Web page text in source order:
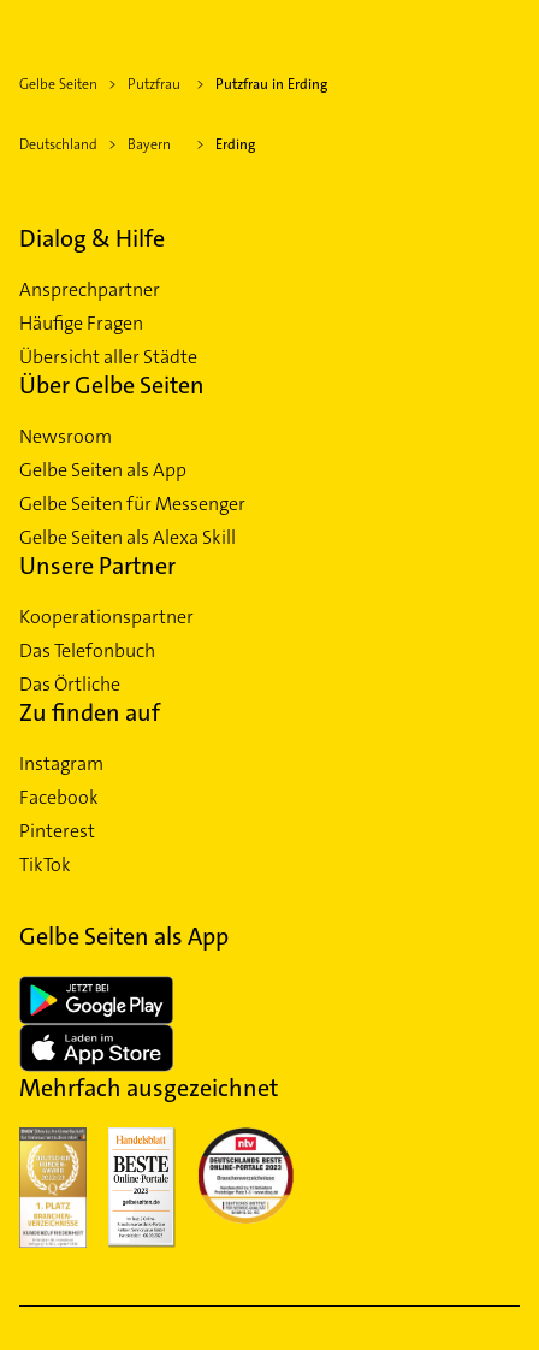
Gelbe Seiten Putzfrau Putzfrau in Erding
Deutschland Bayern Erding
Dialog & Hilfe
Ansprechpartner
Häufige Fragen
Übersicht aller Städte
Über Gelbe Seiten
Newsroom
Gelbe Seiten als App
Gelbe Seiten für Messenger
Gelbe Seiten als Alexa Skill
Unsere Partner
Kooperationspartner
Das Telefonbuch
Das Örtliche
Zu finden auf
Instagram
Facebook
Pinterest
TikTok
Gelbe Seiten als App
Mehrfach ausgezeichnet